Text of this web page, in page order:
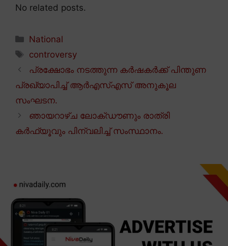
No related posts.
Categories
National
Tags
controversy
പ്രക്ഷോഭം നടത്തുന്ന കർഷകർക്ക് പിന്തുണ
പ്രഖ്യാപിച്ച് ആർഎസ്എസ് അനുകൂല
സംഘടന.
ഞായറാഴ്ച ലോക്ഡൗണും രാത്രി
കർഫ്യൂവും പിന്വലിച്ച് സംസ്ഥാനം.